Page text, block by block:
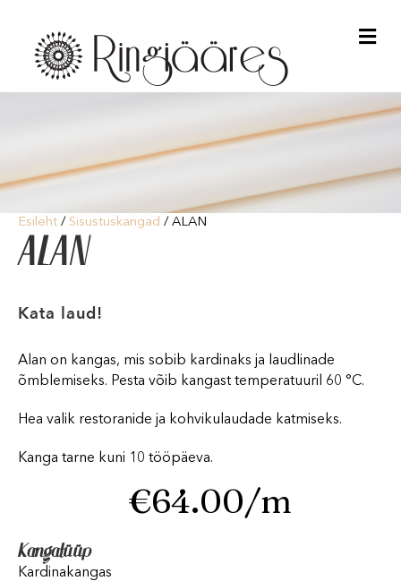
Esileht / Sisustuskangad / ALAN
ALAN
Kata laud!
Alan on kangas, mis sobib kardinaks ja laudlinade
õmblemiseks. Pesta võib kangast temperatuuril 60 °C.
Hea valik restoranide ja kohvikulaudade katmiseks.
Kanga tarne kuni 10 tööpäeva.
€64.00/m
Kangatüüp
Kardinakangas